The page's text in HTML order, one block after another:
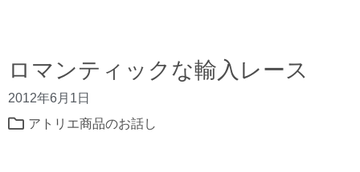
ロマンティックな輸入レース
2012年6月1日
アトリエ商品のお話し